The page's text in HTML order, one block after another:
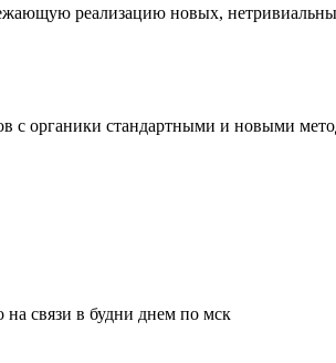
реализацию новых,
с органики стандартными и новыми
на связи в будни днем по мск